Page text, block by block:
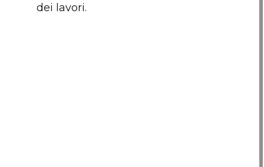
dei lavori.